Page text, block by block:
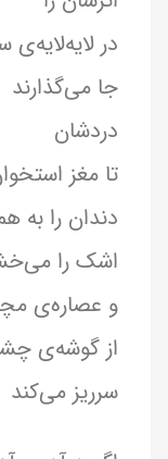
در
جا می‌گذارند
دردشان
تا مغز
دندان را به
اشک را
و عصاره‌ی
از گوشه‌ی
سرریز می‌کند